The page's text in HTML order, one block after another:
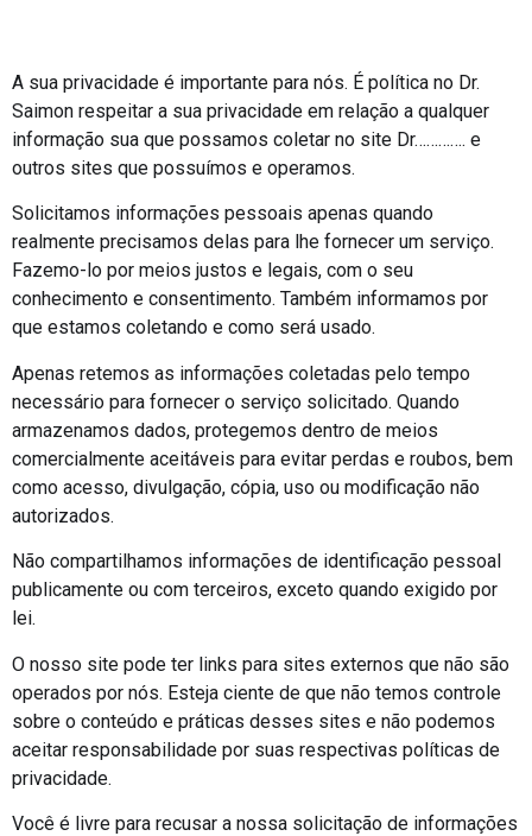
A sua privacidade é importante para nós. É política no Dr.
Saimon respeitar a sua privacidade em relação a qualquer
informação sua que possamos coletar no site Dr…………. e
outros sites que possuímos e operamos.
Solicitamos informações pessoais apenas quando
realmente precisamos delas para lhe fornecer um serviço.
Fazemo-lo por meios justos e legais, com o seu
conhecimento e consentimento. Também informamos por
que estamos coletando e como será usado.
Apenas retemos as informações coletadas pelo tempo
necessário para fornecer o serviço solicitado. Quando
armazenamos dados, protegemos dentro de meios
comercialmente aceitáveis para evitar perdas e roubos, bem
como acesso, divulgação, cópia, uso ou modificação não
autorizados.
Não compartilhamos informações de identificação pessoal
publicamente ou com terceiros, exceto quando exigido por
lei.
O nosso site pode ter links para sites externos que não são
operados por nós. Esteja ciente de que não temos controle
sobre o conteúdo e práticas desses sites e não podemos
aceitar responsabilidade por suas respectivas políticas de
privacidade.
Você é livre para recusar a nossa solicitação de informações